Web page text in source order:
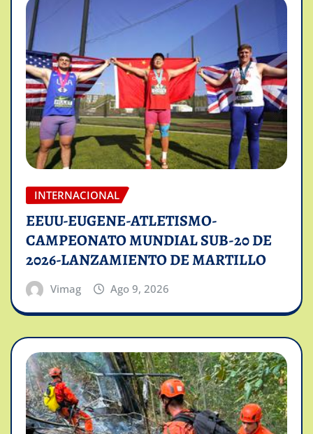
INTERNACIONAL
EEUU-EUGENE-ATLETISMO-
CAMPEONATO MUNDIAL SUB-20 DE
2026-LANZAMIENTO DE MARTILLO
Vimag Ago 9, 2026